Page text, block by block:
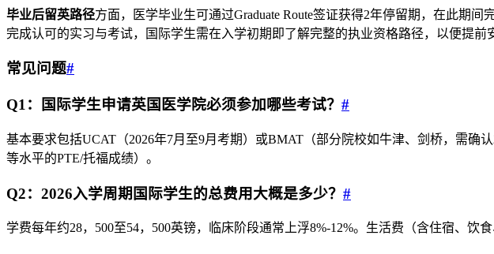
毕业后留英路径方面，医学毕业生可通过Graduate Route签证获得2年停留期，在此期间
完成认可的实习与考试，国际学生需在入学初期即了解完整的执业资格路径，以便提前
常见问题#
Q1：国际学生申请英国医学院必须参加哪些考试？ #
基本要求包括UCAT（2026年7月至9月考期）或BMAT（部分院校如牛津、剑桥，需确
等水平的PTE/托福成绩）。
Q2：2026入学周期国际学生的总费用大概是多少？ #
学费每年约28，500至54，500英镑，临床阶段通常上浮8%-12%。生活费（含住宿、饮